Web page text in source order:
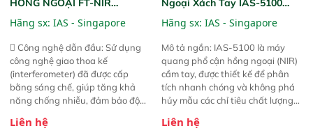
HỒNG NGOẠI FT-NIR
Analyzer Vista-R
Hãng sx: IAS - Singapore
 Công nghệ dẫn đầu: Sử dụng
công nghệ giao thoa kế
(interferometer) đã được cấp
bằng sáng chế, giúp tăng khả
năng chống nhiễu, đảm bảo độ
Phạm vi ứng dụng rộng: Đáp ứng
Liên hệ
Ngoại Xách Tay IAS-5100
(Portable NIR Analyzer)
Hãng sx: IAS - Singapore
Mô tả ngắn: IAS-5100 là máy
quang phổ cận hồng ngoại (NIR)
cầm tay, được thiết kế để phân
tích nhanh chóng và không phá
hủy mẫu các chỉ tiêu chất lượng
Thiết bị linh hoạt cho nhiều kịch
Liên hệ